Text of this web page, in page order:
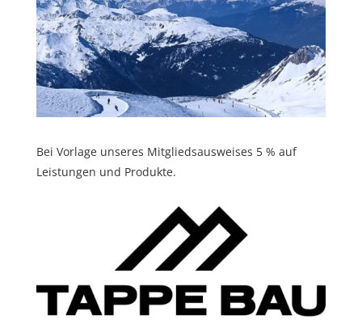
Bei Vorlage unseres Mitgliedsausweises 5 % auf
Leistungen und Produkte.